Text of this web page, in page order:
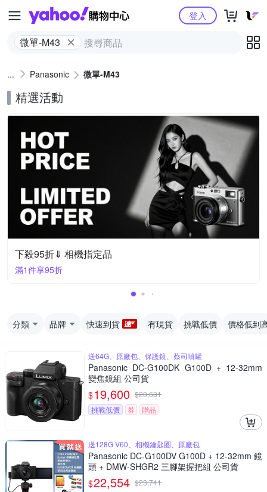
Yahoo購物中心
微單-M43
登入
Panasonic 微單-M43
精選活動
下殺95折⇓ 相機指定品
滿1件享95折
分類 品牌 快速到貨 有現貨 挑戰低價 價格低到
送64G、原廠包、保護鏡、蔡司噴罐
Panasonic DC-G100DK G100D + 12-32mm
變焦鏡組 公司貨
$19,600 $20,631
挑戰低價
券 贈品
送128G V60、相機鑰匙圈、原廠包
Panasonic DC-G100DV G100D + 12-32mm 鏡
頭 + DMW-SHGR2 三腳架握把組 公司貨
$22,554 $23,741